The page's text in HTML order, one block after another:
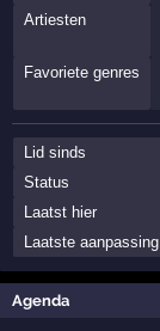
Artiesten
Favoriete genres
Lid sinds
Status
Laatst hier
Laatste aanpassing
Agenda